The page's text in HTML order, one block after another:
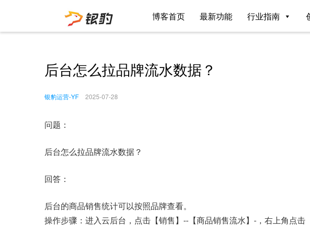
博客首页 最新功能 行业指南
后台怎么拉品牌流水数据？
银豹运营-YF 2025-07-28
问题：
后台怎么拉品牌流水数据？
回答：
后台的商品销售统计可以按照品牌查看。
操作步骤：进入云后台，点击【销售】--【商品销售流水】-，右上角点击